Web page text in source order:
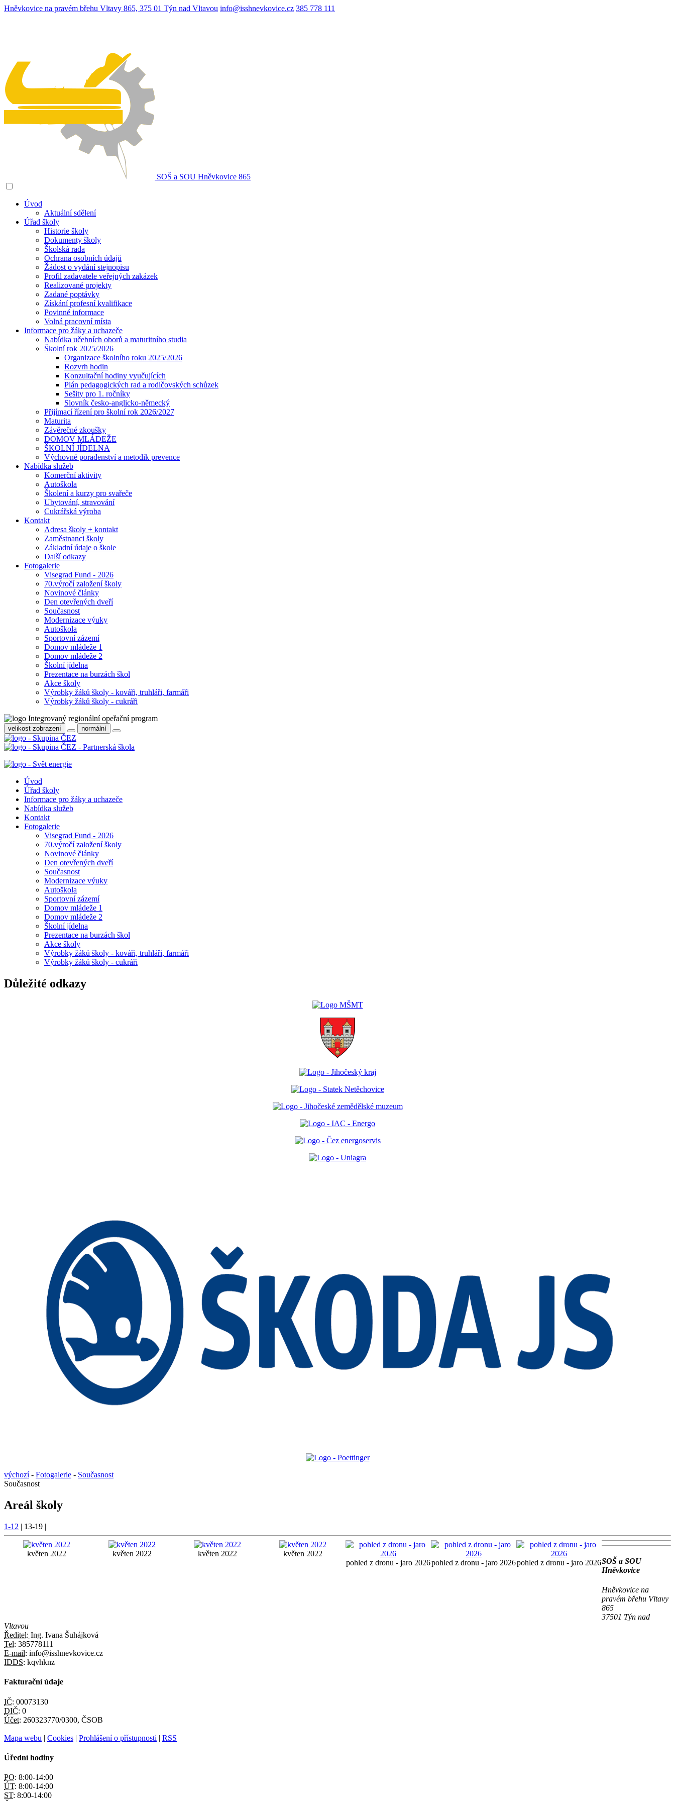
Hněvkovice na pravém břehu Vltavy 865, 375 01 Týn nad Vltavou info@isshnevkovice.cz 385 778 111
SOŠ a SOU Hněvkovice 865
Úvod
Aktuální sdělení
Úřad školy
Historie školy
Dokumenty školy
Školská rada
Ochrana osobních údajů
Žádost o vydání stejnopisu
Profil zadavatele veřejných zakázek
Realizované projekty
Zadané poptávky
Získání profesní kvalifikace
Povinné informace
Volná pracovní místa
Informace pro žáky a uchazeče
Nabídka učebních oborů a maturitního studia
Školní rok 2025/2026
Organizace školního roku 2025/2026
Rozvrh hodin
Konzultační hodiny vyučujících
Plán pedagogických rad a rodičovských schůzek
Sešity pro 1. ročníky
Slovník česko-anglicko-německý
Přijímací řízení pro školní rok 2026/2027
Maturita
Závěrečné zkoušky
DOMOV MLÁDEŽE
ŠKOLNÍ JÍDELNA
Výchovné poradenství a metodik prevence
Nabídka služeb
Komerční aktivity
Autoškola
Školení a kurzy pro svařeče
Ubytování, stravování
Cukrářská výroba
Kontakt
Adresa školy + kontakt
Zaměstnanci školy
Základní údaje o škole
Další odkazy
Fotogalerie
Visegrad Fund - 2026
70.výročí založení školy
Novinové články
Den otevřených dveří
Současnost
Modernizace výuky
Autoškola
Sportovní zázemí
Domov mládeže 1
Domov mládeže 2
Školní jídelna
Prezentace na burzách škol
Akce školy
Výrobky žáků školy - kováři, truhláři, farmáři
Výrobky žáků školy - cukráři
velikost zobrazení normální
Úvod
Úřad školy
Informace pro žáky a uchazeče
Nabídka služeb
Kontakt
Fotogalerie
Visegrad Fund - 2026
70.výročí založení školy
Novinové články
Den otevřených dveří
Současnost
Modernizace výuky
Autoškola
Sportovní zázemí
Domov mládeže 1
Domov mládeže 2
Školní jídelna
Prezentace na burzách škol
Akce školy
Výrobky žáků školy - kováři, truhláři, farmáři
Výrobky žáků školy - cukráři
Důležité odkazy
výchozí- Fotogalerie - Současnost
Současnost
Areál školy
1-12 | 13-19 |
květen 2022 květen 2022 květen 2022
květen 2022
pohled z dronu - jaro 2026pohled z dronu - jaro 2026pohled z dronu - jaro 2026SOŠ a SOU
Hněvkovice
Hněvkovice na
pravém břehu Vltavy
865
37501 Týn nad
Vltavou
Ředitel: Ing. Ivana Šuhájková
Tel: 385778111
E-mail: info@isshnevkovice.cz
IDDS: kqvhknz
Fakturační údaje
IČ: 00073130
DIČ: 0
Účet: 260323770/0300, ČSOB
Mapa webu | Cookies | Prohlášení o přístupnosti | RSS
Úřední hodiny
PO: 8:00-14:00
ÚT: 8:00-14:00
ST: 8:00-14:00